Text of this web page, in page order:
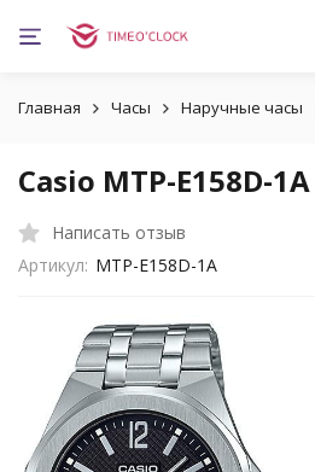
Главная Часы Наручные часы
Casio MTP-E158D-1A
Написать отзыв
Артикул: MTP-E158D-1A